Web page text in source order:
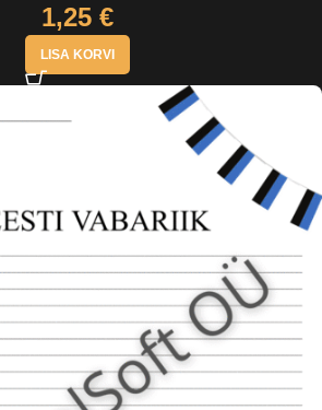
1,25 €
LISA KORVI